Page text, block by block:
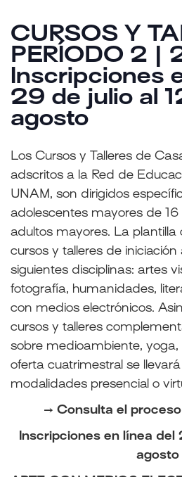
CURSOS Y
PERÍODO 2 |
Inscripciones
29 de julio al
agosto
Los Cursos y Talleres de
adscritos a la Red de
UNAM, son dirigidos
adolescentes mayores de 16
adultos mayores. La plantilla
cursos y talleres de
siguientes disciplinas: artes
fotografía, humanidades,
con medios electrónicos.
cursos y talleres
sobre medioambiente, yoga,
oferta cuatrimestral se
modalidades presencial o
→ Consulta el
Inscripciones en línea del
agosto